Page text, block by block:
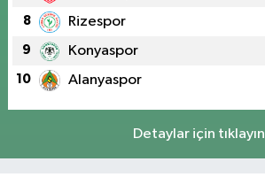
8 Rizespor
9 Konyaspor
10 Alanyaspor
Detaylar için tıklayın